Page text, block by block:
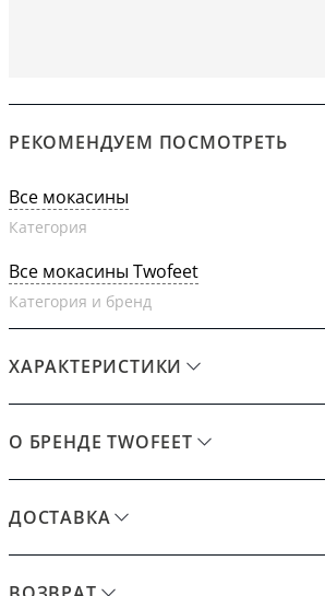
РЕКОМЕНДУЕМ ПОСМОТРЕТЬ
Все мокасины
Категория
Все мокасины Twofeet
Категория и бренд
ХАРАКТЕРИСТИКИ
О БРЕНДЕ TWOFEET
ДОСТАВКА